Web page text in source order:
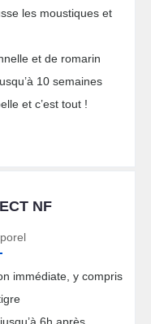
les moustiques et
et de romarin
10 semaines
et c’est tout !
NF
immédiate, y compris